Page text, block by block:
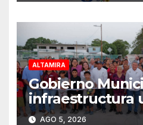
ALTAMIRA
Gobierno
infraestructura
Altamira
AGO 5, 2026